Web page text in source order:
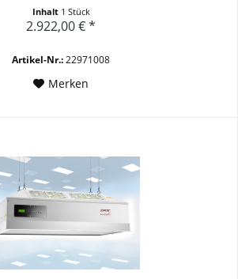
Inhalt 1 Stück
2.922,00 € *
Artikel-Nr.:22971008
Merken